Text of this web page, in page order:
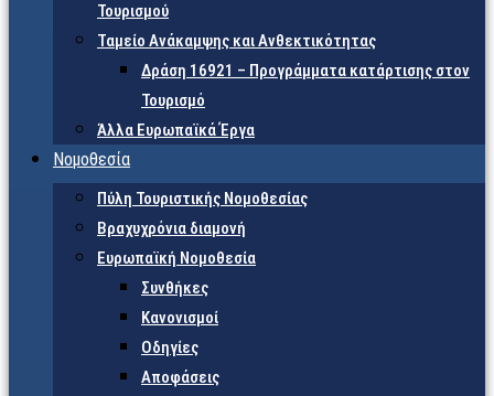
Τουρισμού
Ταμείο Ανάκαμψης και Ανθεκτικότητας
Δράση 16921 – Προγράμματα κατάρτισης στον
Τουρισμό
Άλλα Ευρωπαϊκά Έργα
Νομοθεσία
Πύλη Τουριστικής Νομοθεσίας
Βραχυχρόνια διαμονή
Ευρωπαϊκή Νομοθεσία
Συνθήκες
Κανονισμοί
Οδηγίες
Αποφάσεις